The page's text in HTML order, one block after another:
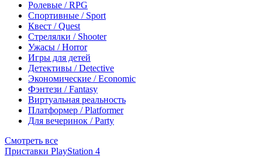
Ролевые / RPG
Спортивные / Sport
Квест / Quest
Стрелялки / Shooter
Ужасы / Horror
Игры для детей
Детективы / Detective
Экономические / Economic
Фэнтези / Fantasy
Виртуальная реальность
Платформер / Platformer
Для вечеринок / Party
Смотреть все
Приставки PlayStation 4